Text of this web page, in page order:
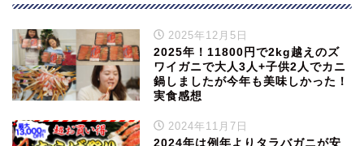
2025年12月5日
2025年！11800円で2kg越えのズ
ワイガニで大人3人+子供2人でカニ
鍋しましたが今年も美味しかった！
実食感想
2024年11月7日
2024年は例年よりタラバガニが安